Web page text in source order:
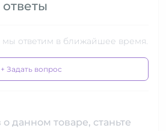
мы ответим в ближайшее время.
+ Задать вопрос
данном товаре, станьте